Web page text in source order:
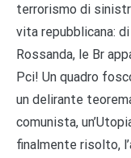
terrorismo di
vita repubblicana:
Rossanda, le Br
Pci! Un quadro
un delirante
comunista,
finalmente risolto,